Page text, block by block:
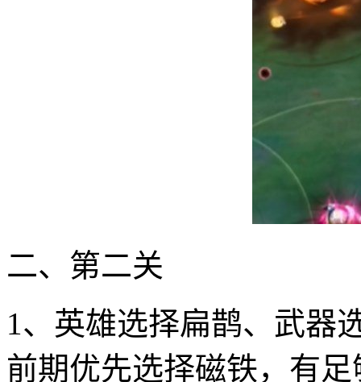
二、第二关
1、英雄选择扁鹊、武器
前期优先选择磁铁，有